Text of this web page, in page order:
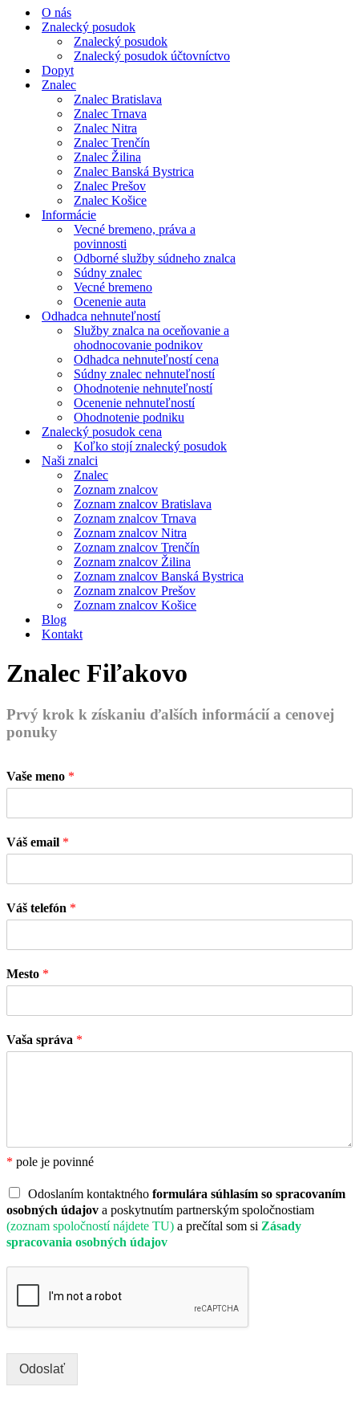
navigácieO nás
Znalecký posudok
Znalecký posudok
Znalecký posudok účtovníctvo
Dopyt
Znalec
Znalec Bratislava
Znalec Trnava
Znalec Nitra
Znalec Trenčín
Znalec Žilina
Znalec Banská Bystrica
Znalec Prešov
Znalec Košice
Informácie
Vecné bremeno, práva a
povinnosti
Odborné služby súdneho znalca
Súdny znalec
Vecné bremeno
Ocenenie auta
Odhadca nehnuteľností
Služby znalca na oceňovanie a
ohodnocovanie podnikov
Odhadca nehnuteľností cena
Súdny znalec nehnuteľností
Ohodnotenie nehnuteľností
Ocenenie nehnuteľností
Ohodnotenie podniku
Znalecký posudok cena
Koľko stojí znalecký posudok
Naši znalci
Znalec
Zoznam znalcov
Zoznam znalcov Bratislava
Zoznam znalcov Trnava
Zoznam znalcov Nitra
Zoznam znalcov Trenčín
Zoznam znalcov Žilina
Zoznam znalcov Banská Bystrica
Zoznam znalcov Prešov
Zoznam znalcov Košice
Blog
Kontakt
Znalec Fiľakovo
Prvý krok k získaniu ďalších informácií a cenovej
ponuky
Vaše meno *
Váš email *
Váš telefón *
Mesto *
Vaša správa *
* pole je povinné
Odoslaním kontaktného formulára súhlasím so spracovaním
osobných údajov a poskytnutím partnerským spoločnostiam
(zoznam spoločností nájdete TU) a prečítal som si Zásady
spracovania osobných údajov
Odoslať